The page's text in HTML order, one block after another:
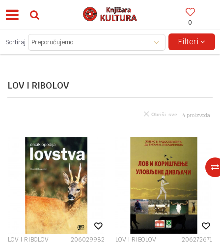
0
BESPLATNA ISPORUKA ZA IZNOSE PREKO 150KM!
LOV I RIBOLOV
Sortiraj Filteri
4 proizvoda
Obriši sve
LOV I RIBOLOV 206029982 LOV I RIBOLOV 206272671